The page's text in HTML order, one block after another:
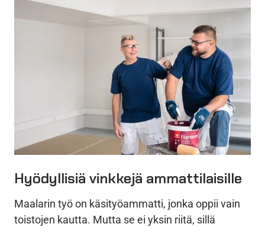
Hyödyllisiä vinkkejä ammattilaisille
Maalarin työ on käsityöammatti, jonka oppii vain
toistojen kautta. Mutta se ei yksin riitä, sillä